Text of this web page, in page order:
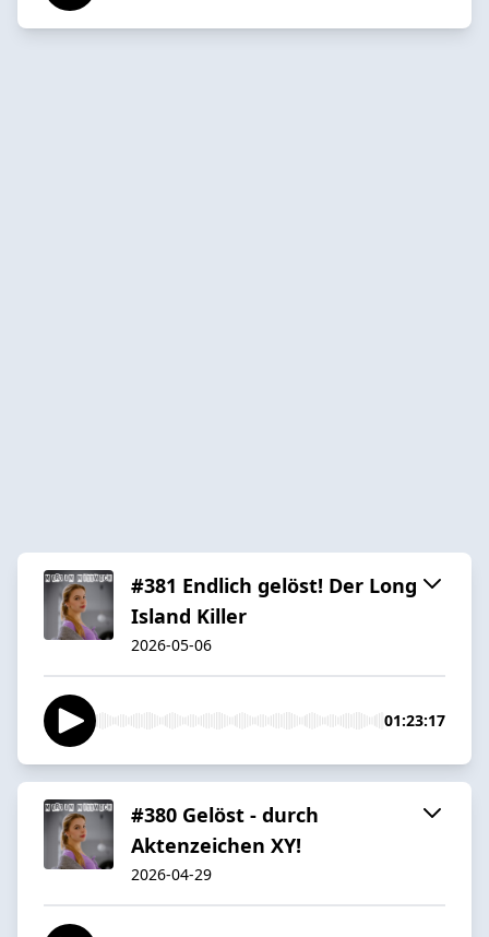
#381 Endlich gelöst! Der Long
Island Killer
2026-05-06
01:23:17
#380 Gelöst - durch
Aktenzeichen XY!
2026-04-29